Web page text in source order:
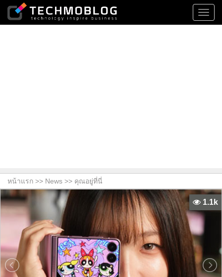
หน้าแรก >> News >> คุณอยู่ที่นี่
1.1k